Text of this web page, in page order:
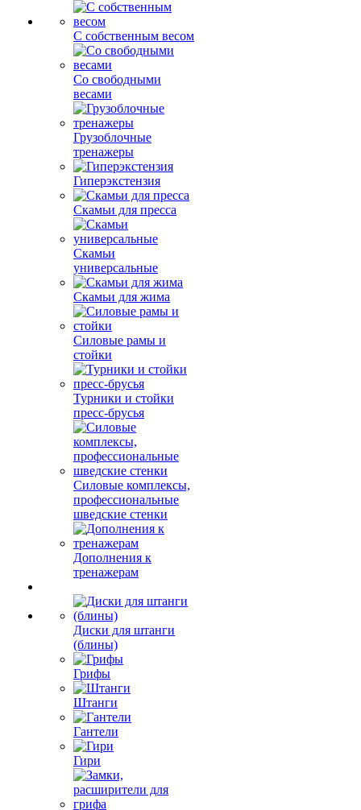
С собственным весом
Со свободными
весами
Грузоблочные
тренажеры
Гиперэкстензия
Скамьи для пресса
Скамьи
универсальные
Скамьи для жима
Силовые рамы и
стойки
Турники и стойки
пресс-брусья
Силовые комплексы,
профессиональные
шведские стенки
Дополнения к
тренажерам
Диски для штанги
(блины)
Грифы
Штанги
Гантели
Гири